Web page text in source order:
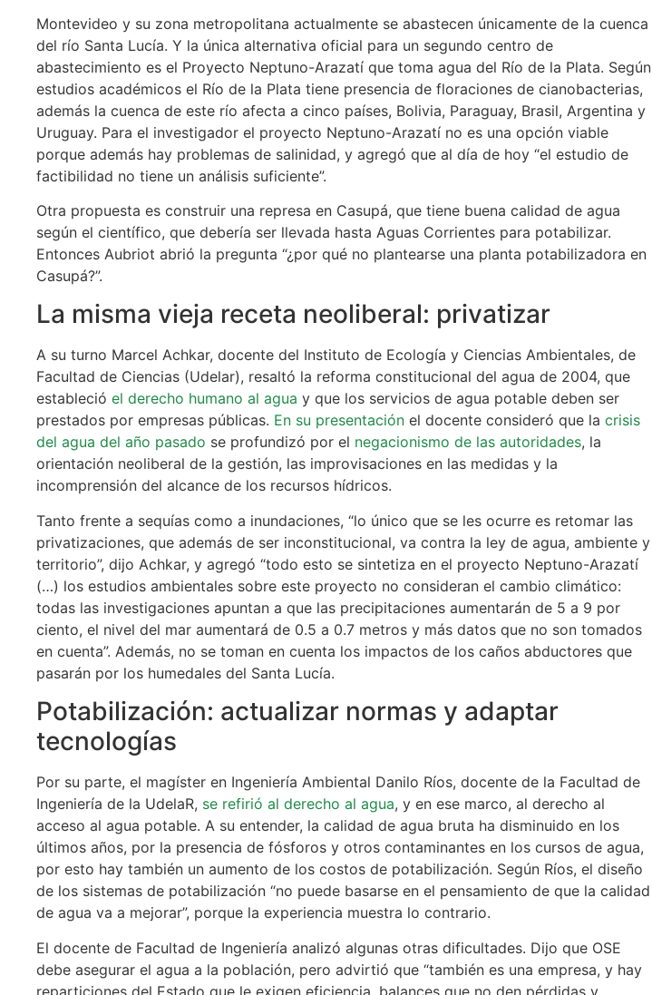
Montevideo y su zona metropolitana actualmente se abastecen únicamente de la cuenca
del río Santa Lucía. Y la única alternativa oficial para un segundo centro de
abastecimiento es el Proyecto Neptuno-Arazatí que toma agua del Río de la Plata. Según
estudios académicos el Río de la Plata tiene presencia de floraciones de cianobacterias,
además la cuenca de este río afecta a cinco países, Bolivia, Paraguay, Brasil, Argentina y
Uruguay. Para el investigador el proyecto Neptuno-Arazatí no es una opción viable
porque además hay problemas de salinidad, y agregó que al día de hoy “el estudio de
factibilidad no tiene un análisis suficiente”.
Otra propuesta es construir una represa en Casupá, que tiene buena calidad de agua
según el científico, que debería ser llevada hasta Aguas Corrientes para potabilizar.
Entonces Aubriot abrió la pregunta “¿por qué no plantearse una planta potabilizadora en
Casupá?”.
La misma vieja receta neoliberal: privatizar
A su turno Marcel Achkar, docente del Instituto de Ecología y Ciencias Ambientales, de
Facultad de Ciencias (Udelar), resaltó la reforma constitucional del agua de 2004, que
estableció el derecho humano al agua y que los servicios de agua potable deben ser
prestados por empresas públicas. En su presentación el docente consideró que la crisis
del agua del año pasado se profundizó por el negacionismo de las autoridades, la
orientación neoliberal de la gestión, las improvisaciones en las medidas y la
incomprensión del alcance de los recursos hídricos.
Tanto frente a sequías como a inundaciones, “lo único que se les ocurre es retomar las
privatizaciones, que además de ser inconstitucional, va contra la ley de agua, ambiente y
territorio”, dijo Achkar, y agregó “todo esto se sintetiza en el proyecto Neptuno-Arazatí
(…) los estudios ambientales sobre este proyecto no consideran el cambio climático:
todas las investigaciones apuntan a que las precipitaciones aumentarán de 5 a 9 por
ciento, el nivel del mar aumentará de 0.5 a 0.7 metros y más datos que no son tomados
en cuenta”. Además, no se toman en cuenta los impactos de los caños abductores que
pasarán por los humedales del Santa Lucía.
Potabilización: actualizar normas y adaptar
tecnologías
Por su parte, el magíster en Ingeniería Ambiental Danilo Ríos, docente de la Facultad de
Ingeniería de la UdelaR, se refirió al derecho al agua, y en ese marco, al derecho al
acceso al agua potable. A su entender, la calidad de agua bruta ha disminuido en los
últimos años, por la presencia de fósforos y otros contaminantes en los cursos de agua,
por esto hay también un aumento de los costos de potabilización. Según Ríos, el diseño
de los sistemas de potabilización “no puede basarse en el pensamiento de que la calidad
de agua va a mejorar”, porque la experiencia muestra lo contrario.
El docente de Facultad de Ingeniería analizó algunas otras dificultades. Dijo que OSE
debe asegurar el agua a la población, pero advirtió que “también es una empresa, y hay
reparticiones del Estado que le exigen eficiencia, balances que no den pérdidas y